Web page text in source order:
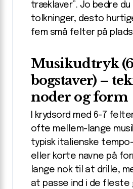
træklaver”. Jo bedre du
tolkninger, desto
fem små felter på
Musikudtryk
bogstaver) –
noder og form
I krydsord med 6-7
ofte mellem-lange
typisk italienske
eller korte navne på
lange nok til at drille,
at passe ind i de fleste